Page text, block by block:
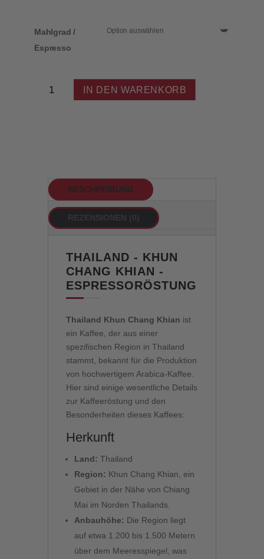
Mahlgrad /
Espresso
IN DEN WARENKORB
BESCHREIBUNG
REZENSIONEN (0)
THAILAND - KHUN
CHANG KHIAN -
ESPRESSORÖSTUNG
Thailand Khun Chang Khian ist
ein Kaffee, der aus einer
spezifischen Region in Thailand
stammt, bekannt für die Produktion
von hochwertigem Arabica-Kaffee.
Hier sind einige wesentliche Details
zur Kaffeeröstung und den
Besonderheiten dieses Kaffees:
Herkunft
Land: Thailand
Region: Khun Chang Khian, ein
Gebiet in der Nähe von Chiang
Mai im Norden Thailands.
Anbauhöhe: Die Region liegt
auf etwa 1.200 bis 1.500 Metern
über dem Meeresspiegel, was